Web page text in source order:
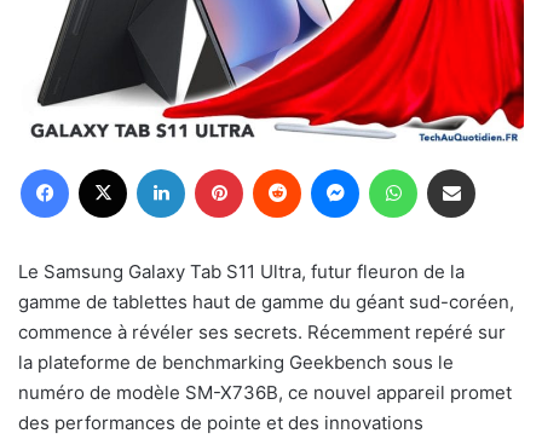
Facebook Linkedin Pinterest Reddit MessengerWhatsApp
Le Samsung Galaxy Tab S11 Ultra, futur fleuron de la
gamme de tablettes haut de gamme du géant sud-coréen,
commence à révéler ses secrets. Récemment repéré sur
la plateforme de benchmarking Geekbench sous le
numéro de modèle SM-X736B, ce nouvel appareil promet
des performances de pointe et des innovations